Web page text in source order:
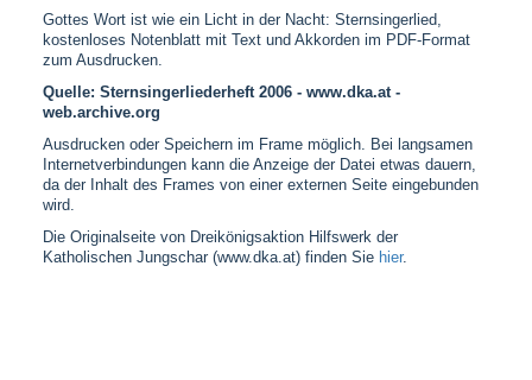
Gottes Wort ist wie ein Licht in der Nacht: Sternsingerlied,
kostenloses Notenblatt mit Text und Akkorden im PDF-Format
zum Ausdrucken.
Quelle: Sternsingerliederheft 2006 - www.dka.at -
web.archive.org
Ausdrucken oder Speichern im Frame möglich. Bei langsamen
Internetverbindungen kann die Anzeige der Datei etwas dauern,
da der Inhalt des Frames von einer externen Seite eingebunden
wird.
Die Originalseite von Dreikönigsaktion Hilfswerk der
Katholischen Jungschar (www.dka.at) finden Sie hier.